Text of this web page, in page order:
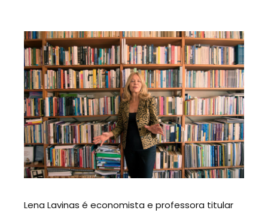
Lena Lavinas é economista e professora titular